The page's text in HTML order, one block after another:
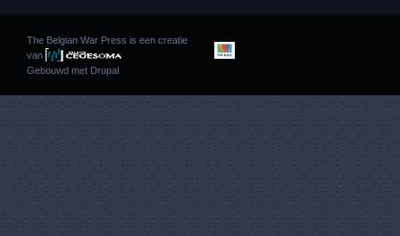
The Belgian War Press is een creatie
van
Gebouwd met Drupal